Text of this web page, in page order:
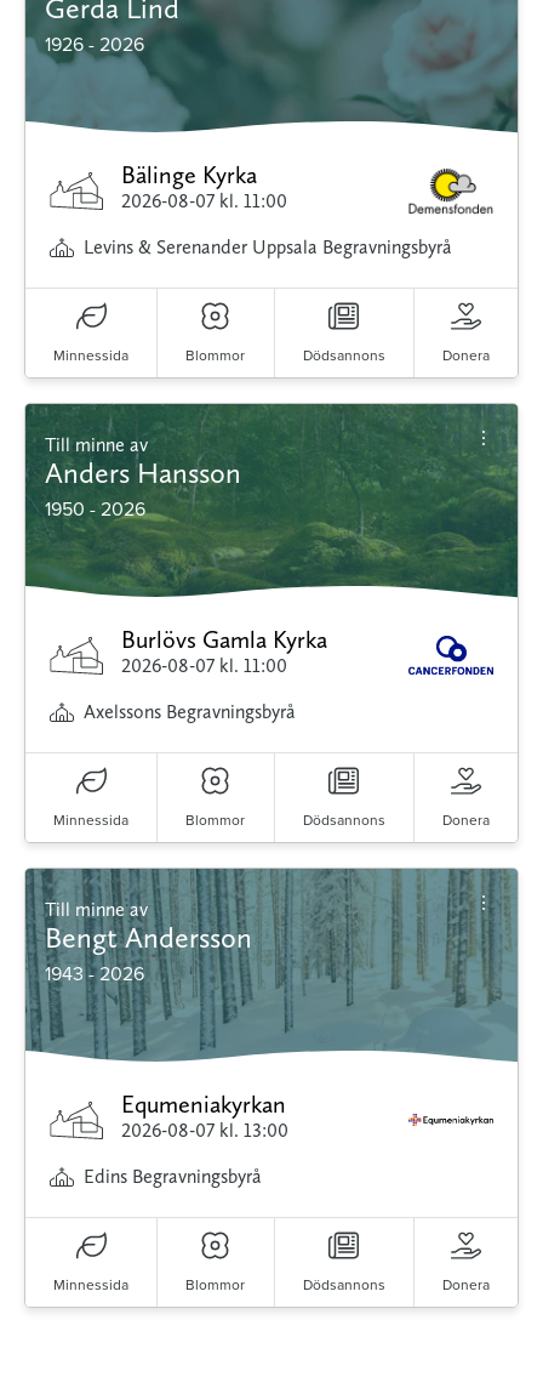
Gerda Lind
1926 - 2026
Bälinge Kyrka
2026-08-07 kl. 11:00
Levins & Serenander Uppsala Begravningsbyrå
Minnessida Blommor Dödsannons Donera
Till minne av
Anders Hansson
1950 - 2026
Burlövs Gamla Kyrka
2026-08-07 kl. 11:00
Axelssons Begravningsbyrå
Minnessida Blommor Dödsannons Donera
Till minne av
Bengt Andersson
1943 - 2026
Equmeniakyrkan
2026-08-07 kl. 13:00
Edins Begravningsbyrå
Minnessida Blommor Dödsannons Donera